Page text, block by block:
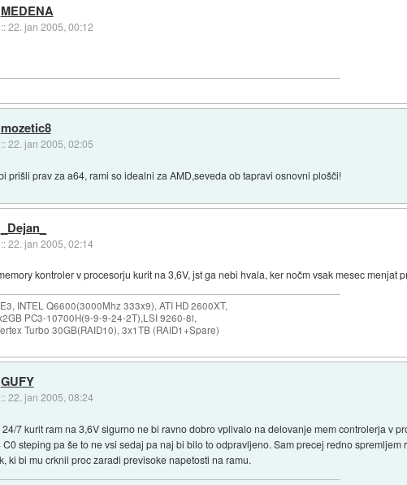
MEDENA
::22. jan 2005, 00:12
mozetic8
::22. jan 2005, 02:05
prišli prav za a64, rami so idealni za AMD,seveda ob tapravi osnovni plošči!
_Dejan_
::22. jan 2005, 02:14
kontroler v procesorju kurit na 3,6V, jst ga nebi hvala, ker nočm vsak mesec menjat
INTEL Q6600(3000Mhz 333x9), ATI HD 2600XT,
PC3-10700H(9-9-9-24-2T),LSI 9260-8i,
Turbo 30GB(RAID10), 3x1TB (RAID1+Spare)
GUFY
::22. jan 2005, 08:24
24/7 kurit ram na 3,6V sigurno ne bi ravno dobro vplivalo na delovanje mem controlerja v
C0 steping pa še to ne vsi sedaj pa naj bi bilo to odpravljeno. Sam precej redno
ki bi mu crknil proc zaradi previsoke napetosti na ramu.